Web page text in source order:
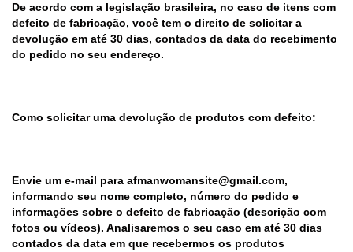
De acordo com a legislação brasileira, no caso de itens com
defeito de fabricação, você tem o direito de solicitar a
devolução em até 30 dias, contados da data do recebimento
do pedido no seu endereço.
Como solicitar uma devolução de produtos com defeito:
Envie um e-mail para afmanwomansite@gmail.com,
informando seu nome completo, número do pedido e
informações sobre o defeito de fabricação (descrição com
fotos ou vídeos). Analisaremos o seu caso em até 30 dias
contados da data em que recebermos os produtos